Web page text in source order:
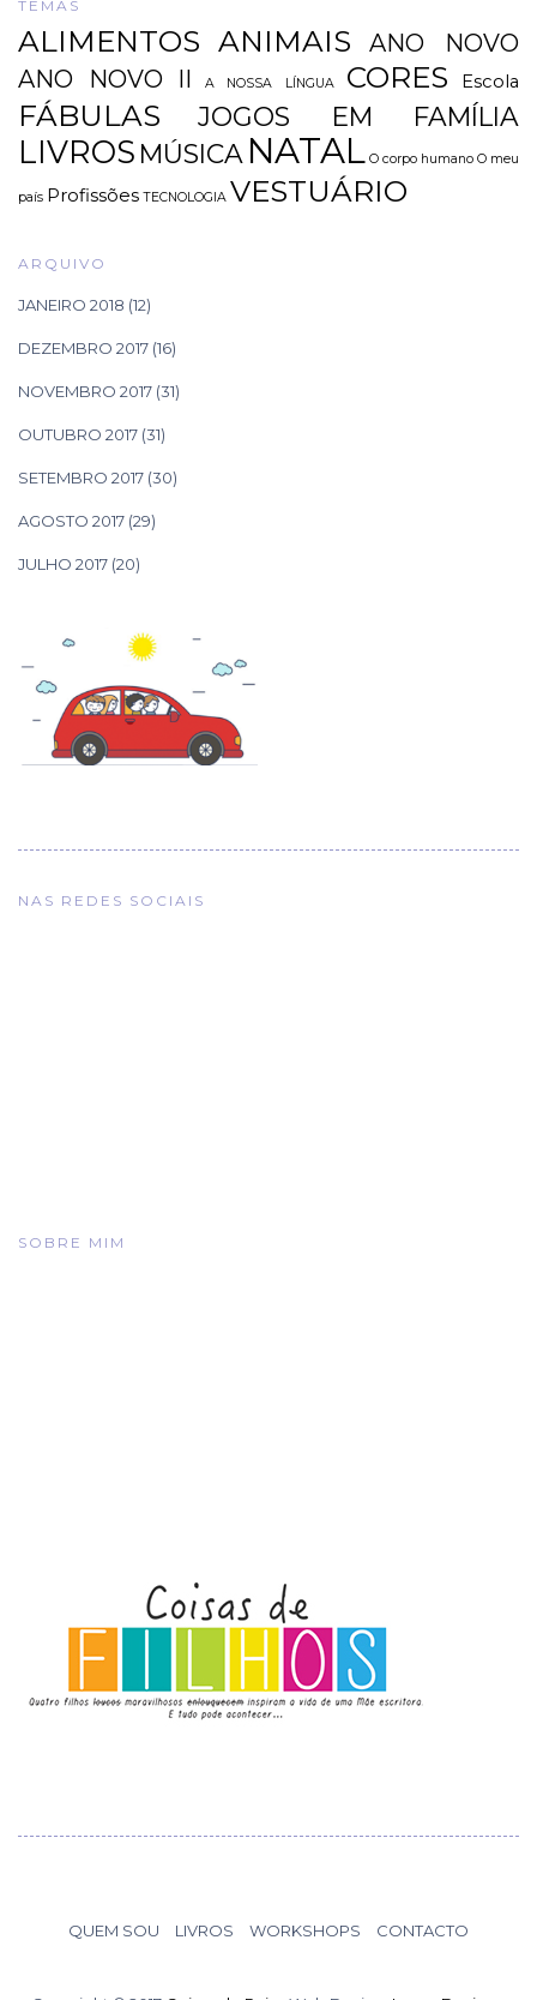
TEMAS
ALIMENTOS ANIMAIS
ANO NOVO
ANO NOVO II
A NOSSA LÍNGUA CORES Escola
FÁBULAS JOGOS EM FAMÍLIA
LIVROS MÚSICA NATAL O corpo humano O meu
país Profissões TECNOLOGIA VESTUÁRIO
ARQUIVO
JANEIRO 2018 (12)
DEZEMBRO 2017 (16)
NOVEMBRO 2017 (31)
OUTUBRO 2017 (31)
SETEMBRO 2017 (30)
AGOSTO 2017 (29)
JULHO 2017 (20)
NAS REDES SOCIAIS
SOBRE MIM
QUEM SOU LIVROS WORKSHOPS CONTACTO